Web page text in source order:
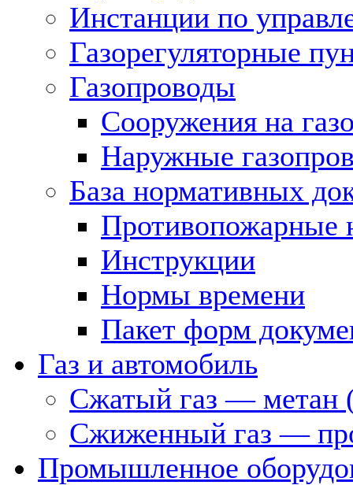
Инстанции по
Газорегуляторные
Газопроводы
Сооружения на
Наружные
База нормативных
Противопожарные
Инструкции
Нормы времени
Пакет форм
Газ и автомобиль
Сжатый газ — метан
Сжиженный газ —
Промышленное